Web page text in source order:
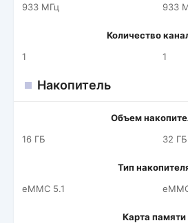
933 МГц
933
Количество
1
1
Накопитель
Объем
16 ГБ
32 ГБ
Тип
eMMC 5.1
Карта памяти